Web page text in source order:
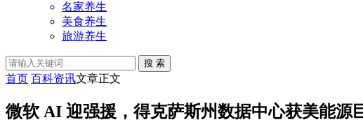
名家养生
美食养生
旅游养生
搜 索
首页 百科资讯文章正文
微软 AI 迎强援，得克萨斯州数据中心获美能源